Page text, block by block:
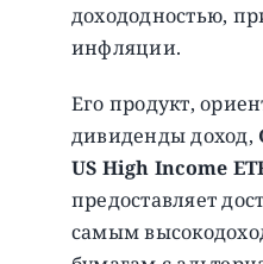
дохододностью,
инфляции.
Его продукт,
дивиденды доход,
US High Income
предоставляет
самым